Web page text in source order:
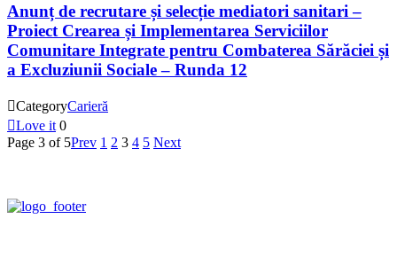
Anunț de recrutare și selecție mediatori sanitari –
Proiect Crearea și Implementarea Serviciilor
Comunitare Integrate pentru Combaterea Sărăciei și
a Excluziunii Sociale – Runda 12
CategoryCarieră
Love it 0
Page 3 of 5Prev 1 2 3 4 5 Next